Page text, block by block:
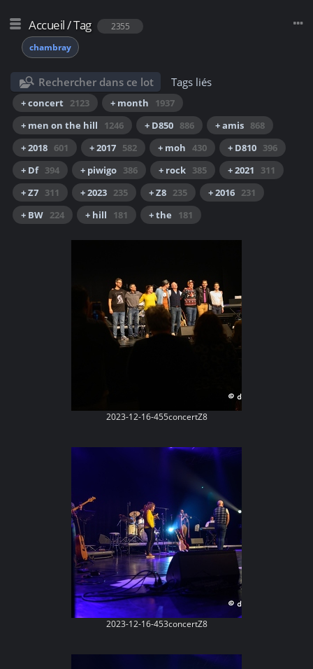
Accueil/Tag
2355
chambray
Rechercher dans ce lot Tags liés
+ concert 2123 + month
1937
+ men on the hill
1246 + D850 886 + amis 868
+ 2018 601 + 2017 582 + moh 430 + D810 396
+ Df 394 + piwigo 386 + rock 385 + 2021
311
+ Z7 311 + 2023 235 + Z8 235 + 2016 231
+ BW 224 + hill 181 + the 181
2023-12-16-455concertZ8
2023-12-16-453concertZ8